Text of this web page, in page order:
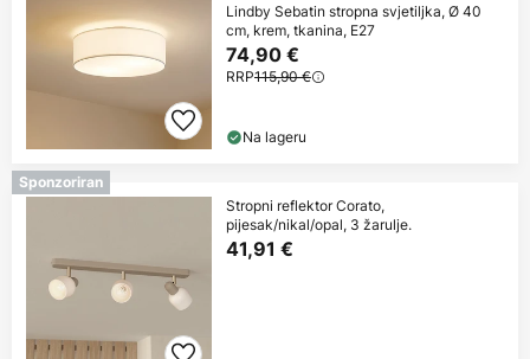
Lindby Sebatin stropna svjetiljka, Ø 40
cm, krem, tkanina, E27
74,90 €
RRP115,90 €
Na lageru
Sponzoriran
Stropni reflektor Corato,
pijesak/nikal/opal, 3 žarulje.
41,91 €